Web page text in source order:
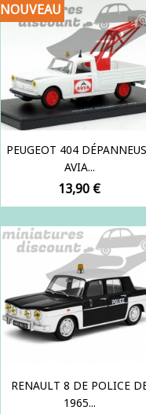
PEUGEOT 404
AVIA...
Prix
13,90 €
NOUVEAU
RENAULT 8 DE POLICE
1965...